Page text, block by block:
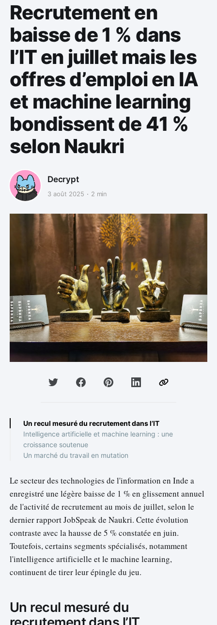
Recrutement en
baisse de 1 % dans
l’IT en juillet mais les
offres d’emploi en IA
et machine learning
bondissent de 41 %
selon Naukri
Decrypt
3 août 2025 2 min
Un recul mesuré du recrutement dans l’IT
Intelligence artificielle et machine learning : une
croissance soutenue
Un marché du travail en mutation
Le secteur des technologies de l'information en Inde a
enregistré une légère baisse de 1 % en glissement annuel
de l'activité de recrutement au mois de juillet, selon le
dernier rapport JobSpeak de Naukri. Cette évolution
contraste avec la hausse de 5 % constatée en juin.
Toutefois, certains segments spécialisés, notamment
l'intelligence artificielle et le machine learning,
continuent de tirer leur épingle du jeu.
Un recul mesuré du